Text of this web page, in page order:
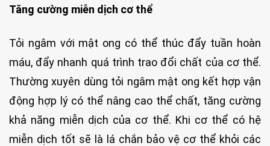
Tăng cường miễn dịch cơ thể
Tỏi ngâm với mật ong có thể thúc đẩy tuần hoàn
máu, đẩy nhanh quá trình trao đổi chất của cơ thể.
Thường xuyên dùng tỏi ngâm mật ong kết hợp vận
động hợp lý có thể nâng cao thể chất, tăng cường
khả năng miễn dịch của cơ thể. Khi cơ thể có hệ
miễn dịch tốt sẽ là lá chắn bảo vệ cơ thể khỏi các